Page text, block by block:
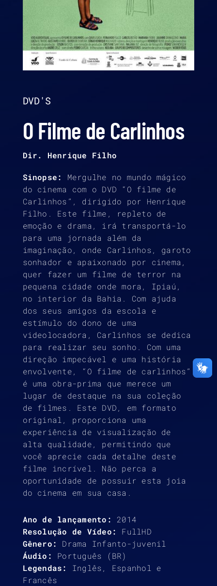
DVD'S
O Filme de Carlinhos
Dir. Henrique Filho
Sinopse:
Mergulhe no mundo mágico
do cinema com o DVD “O filme de
Carlinhos”, dirigido por Henrique
Filho. Este filme, repleto de
emoção e drama, irá transportá-lo
para uma jornada além da
imaginação, onde Carlinhos, garoto
sonhador e apaixonado por cinema,
quer fazer um filme de terror na
pequena cidade onde mora, Ipiaú,
no interior da Bahia. Com ajuda
dos seus amigos da escola e
estímulo do dono de uma
videolocadora, Carlinhos se dedica
para realizar seu sonho. Com uma
direção impecável e uma história
envolvente, “O filme de carlinhos”
é uma obra-prima que merece um
lugar de destaque na sua coleção
de filmes. Este DVD, em formato
original, proporciona uma
experiência de visualização de
alta qualidade, permitindo que
você aprecie cada detalhe deste
filme incrível. Não perca a
oportunidade de possuir esta joia
do cinema em sua casa.
Ano de lançamento:
2014
Resolução de Vídeo:
FullHD
Gênero:
Drama Infanto-juvenil
Áudio:
Português (BR)
Legendas:
Inglês, Espanhol e
Francês